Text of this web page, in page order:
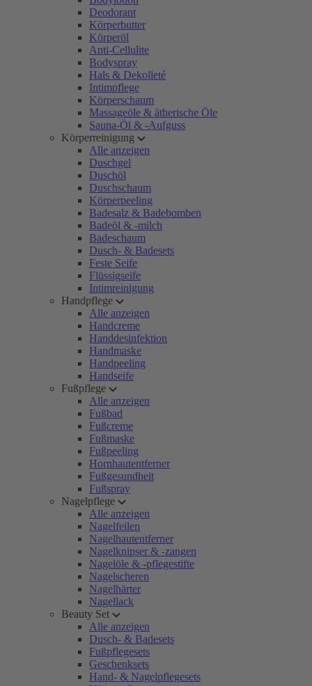
Deodorant
Körperbutter
Körperöl
Anti-Cellulite
Bodyspray
Hals & Dekolleté
Intimpflege
Körperschaum
Massageöle & ätherische Öle
Sauna-Öl & -Aufguss
Körperreinigung
Alle anzeigen
Duschgel
Duschöl
Duschschaum
Körperpeeling
Badesalz & Badebomben
Badeöl & -milch
Badeschaum
Dusch- & Badesets
Feste Seife
Flüssigseife
Intimreinigung
Handpflege
Alle anzeigen
Handcreme
Handdesinfektion
Handmaske
Handpeeling
Handseife
Fußpflege
Alle anzeigen
Fußbad
Fußcreme
Fußmaske
Fußpeeling
Hornhautentferner
Fußgesundheit
Fußspray
Nagelpflege
Alle anzeigen
Nagelfeilen
Nagelhautentferner
Nagelknipser & -zangen
Nagelöle & -pflegestifte
Nagelscheren
Nagelhärter
Nagellack
Beauty Set
Alle anzeigen
Dusch- & Badesets
Fußpflegesets
Geschenksets
Hand- & Nagelpflegesets